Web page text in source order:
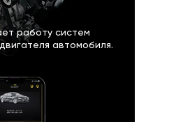
работу систем
автомобиля.